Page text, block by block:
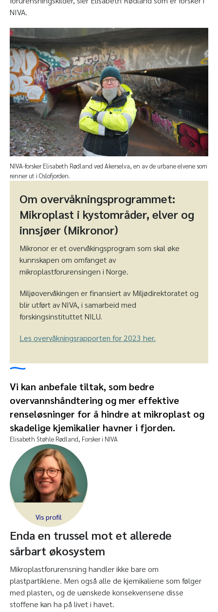
NIVA.
NIVA-forsker Elisabeth Rødland ved Akerselva, en av de urbane elvene som
renner ut i Oslofjorden.
Om overvåkningsprogrammet:
Mikroplast i kystområder, elver og
innsjøer (Mikronor)
Mikronor er et overvåkingsprogram som skal øke
kunnskapen om omfanget av
mikroplastforurensingen i Norge.
Miljøovervåkingen er finansiert av Miljødirektoratet og
blir utført av NIVA, i samarbeid med
forskingsinstituttet NILU.
Les overvåkningsrapporten for 2023 her.
Vi kan anbefale tiltak, som bedre
overvannshåndtering og mer effektive
renseløsninger for å hindre at mikroplast og
skadelige kjemikalier havner i fjorden.
Elisabeth Støhle Rødland, Forsker i NIVA
Enda en trussel mot et allerede
sårbart økosystem
Mikroplastforurensning handler ikke bare om
plastpartiklene. Men også alle de kjemikaliene som følger
med plasten, og de uønskede konsekvensene disse
stoffene kan ha på livet i havet.